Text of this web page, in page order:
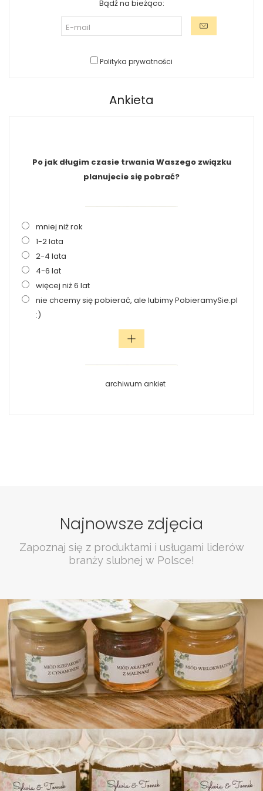
Bądź na bieżąco:
Polityka prywatności
Ankieta
Po jak długim czasie trwania Waszego związku
planujecie się pobrać?
mniej niż rok
1-2 lata
2-4 lata
4-6 lat
więcej niż 6 lat
nie chcemy się pobierać, ale lubimy PobieramySie.pl
:)
archiwum ankiet
Najnowsze zdjęcia
Zapoznaj się z produktami i usługami liderów
branży slubnej w Polsce!